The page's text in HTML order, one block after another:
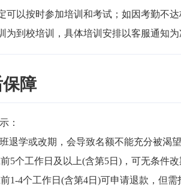
可以按时参加培训和考试；如因考勤不
为到校培训，具体培训安排以客服通知
障
：
退学或改期，会导致名额不能充分被渴
5个工作日及以上(含第5日)，可无条件
1-4个工作日(含第4日)可申请退款，但